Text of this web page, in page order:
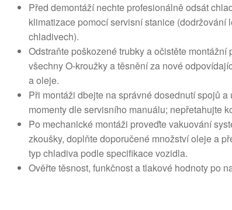
Před demontáží nechte profesionálně odsát
klimatizace pomocí servisní stanice (dodržování
chladivech).
Odstraňte poškozené trubky a očistěte montážní
všechny O-kroužky a těsnění za nové
a oleje.
Při montáži dbejte na správné dosednutí spojů a
momenty dle servisního manuálu; nepřetahujte
Po mechanické montáži proveďte vakuování
zkoušky, doplňte doporučené množství oleje a
typ chladiva podle specifikace vozidla.
Ověřte těsnost, funkčnost a tlakové hodnoty po